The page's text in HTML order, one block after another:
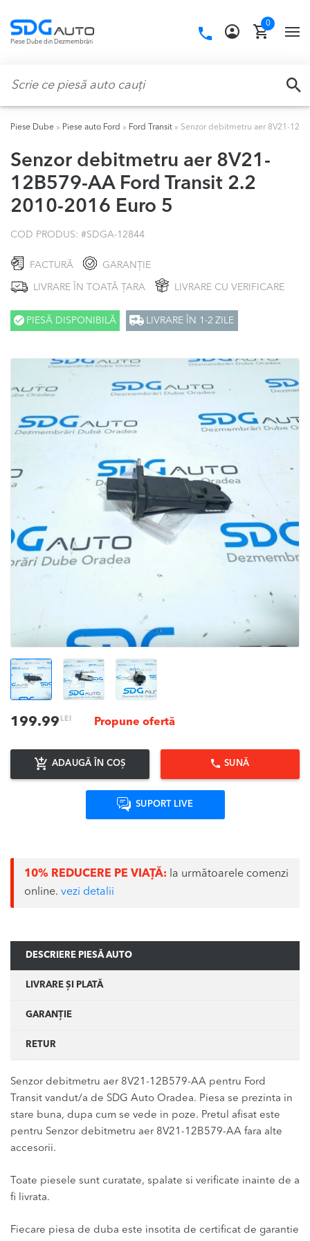
navigation
content
Piese Dube din Dezmembrări
Call
0
Piese Dube » Piese auto Ford » Ford Transit » Senzor debitmetru aer 8V21-
Senzor debitmetru aer 8V21-
12B579-AA Ford Transit 2.2
2010-2016 Euro 5
COD PRODUS: #SDGA-12844
FACTURĂ GARANȚIE
LIVRARE ÎN TOATĂ ȚARA LIVRARE CU VERIFICARE
PIESĂ DISPONIBILĂ LIVRARE ÎN 1-2 ZILE
199.99 LEI Propune ofertă
ADAUGĂ ÎN COȘ SUNĂ
SUPORT LIVE
10% REDUCERE PE VIAȚĂ: la următoarele comenzi
online. vezi detalii
DESCRIERE PIESĂ AUTO
LIVRARE ȘI PLATĂ
GARANȚIE
RETUR
Senzor debitmetru aer 8V21-12B579-AA pentru Ford
Transit vandut/a de SDG Auto Oradea. Piesa se prezinta in
stare buna, dupa cum se vede in poze. Pretul afisat este
pentru Senzor debitmetru aer 8V21-12B579-AA fara alte
accesorii.
Toate piesele sunt curatate, spalate si verificate inainte de a
fi livrata.
Fiecare piesa de duba este insotita de certificat de garantie